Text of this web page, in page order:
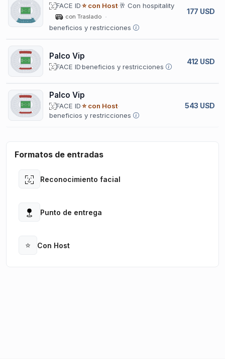
FACE ID⭐ con Host 🥂 Con hospitality
con Traslado
beneficios y restricciones
177 USD
Palco Vip
FACE IDbeneficios y restricciones
412 USD
Palco Vip
FACE ID⭐ con Host
beneficios y restricciones
543 USD
Formatos de entradas
Reconocimiento facial
Open
Punto de entrega
Open
⭐ Con Host
Open